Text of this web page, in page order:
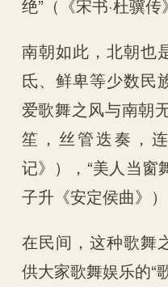
绝”（《宋书·杜骥传
南朝如此，北朝也
氐、鲜卑等少数民
爱歌舞之风与南朝
笙，丝管迭奏，
记》），“美人当窗
子升《安定侯曲》
在民间，这种歌舞
供大家歌舞娱乐的“歌